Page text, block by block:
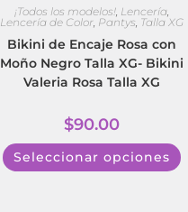
¡Todos los modelos!, Lencería,
Lencería de Color, Pantys, Talla XG
Bikini de Encaje Rosa con
Moño Negro Talla XG- Bikini
Valeria Rosa Talla XG
$90.00
Seleccionar opciones